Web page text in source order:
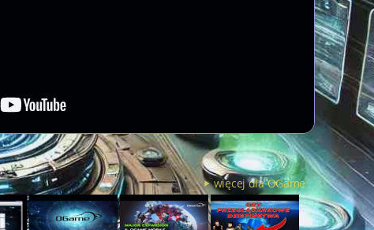
więcej dla OGame